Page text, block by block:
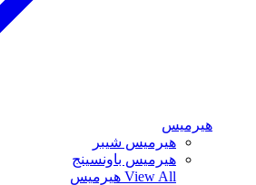
هيرميس
هيرميس شيبر
هيرميس باونسينج
View All هيرميس